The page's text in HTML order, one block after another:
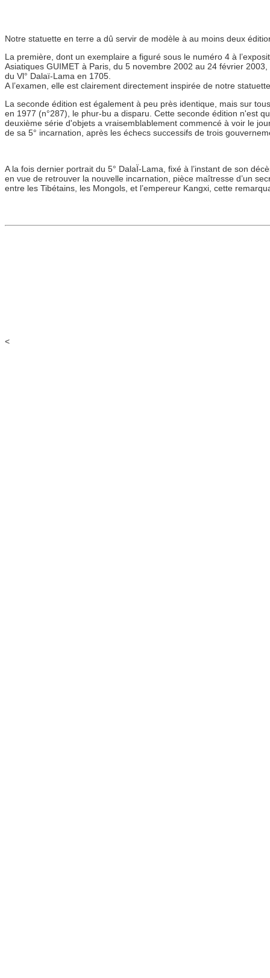
Notre statuette en terre a dû servir de modèle à au moins deux
La première, dont un exemplaire a figuré sous le numéro 4 à
Asiatiques GUIMET à Paris, du 5 novembre 2002 au 24 février
du Vl° Dalaï-Lama en 1705.
A l’examen, elle est clairement directement inspirée de notre
La seconde édition est également à peu près identique, mais sur
en 1977 (n°287), le phur-bu a disparu. Cette seconde édition n'est
deuxième série d'objets a vraisemblablement commencé à voir le
de sa 5° incarnation, après les échecs successifs de trois
A la fois dernier portrait du 5° DalaÏ-Lama, fixé à l’instant de son
en vue de retrouver la nouvelle incarnation, pièce maîtresse d’un
entre les Tibétains, les Mongols, et l’empereur Kangxi, cette
<